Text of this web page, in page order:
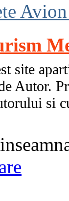
site
Autor.
si